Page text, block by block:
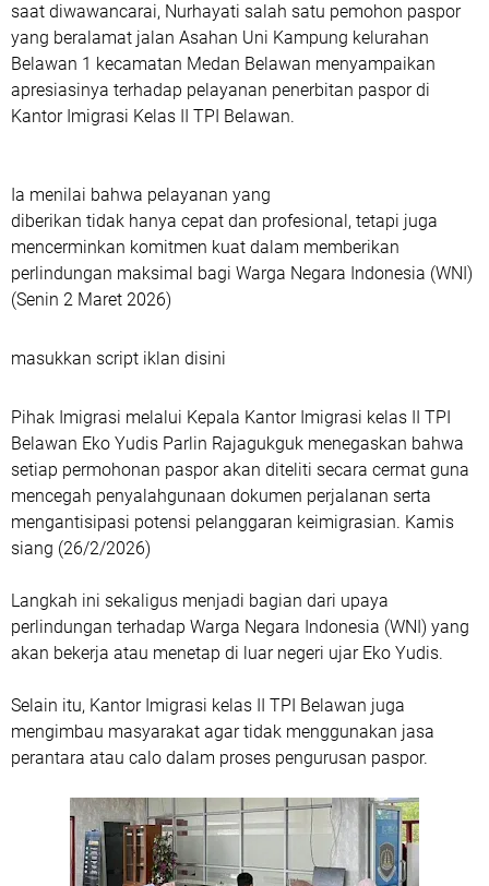
saat diwawancarai, Nurhayati salah satu pemohon paspor
yang beralamat jalan Asahan Uni Kampung kelurahan
Belawan 1 kecamatan Medan Belawan menyampaikan
apresiasinya terhadap pelayanan penerbitan paspor di
Kantor Imigrasi Kelas II TPI Belawan.
Ia menilai bahwa pelayanan yang
diberikan tidak hanya cepat dan profesional, tetapi juga
mencerminkan komitmen kuat dalam memberikan
perlindungan maksimal bagi Warga Negara Indonesia (WNI)
(Senin 2 Maret 2026)
masukkan script iklan disini
Pihak Imigrasi melalui Kepala Kantor Imigrasi kelas II TPI
Belawan Eko Yudis Parlin Rajagukguk menegaskan bahwa
setiap permohonan paspor akan diteliti secara cermat guna
mencegah penyalahgunaan dokumen perjalanan serta
mengantisipasi potensi pelanggaran keimigrasian. Kamis
siang (26/2/2026)
Langkah ini sekaligus menjadi bagian dari upaya
perlindungan terhadap Warga Negara Indonesia (WNI) yang
akan bekerja atau menetap di luar negeri ujar Eko Yudis.
Selain itu, Kantor Imigrasi kelas II TPI Belawan juga
mengimbau masyarakat agar tidak menggunakan jasa
perantara atau calo dalam proses pengurusan paspor.